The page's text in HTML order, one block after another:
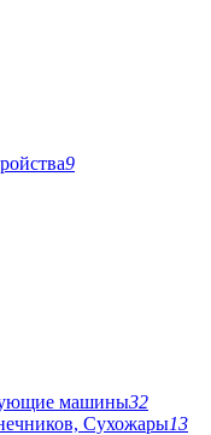
9
машины32
Сухожары13